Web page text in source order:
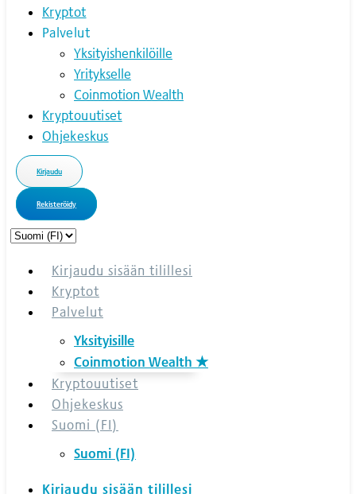
Kryptot
Palvelut
Yksityishenkilöille
Yritykselle
Coinmotion Wealth
Kryptouutiset
Ohjekeskus
Kirjaudu
Rekisteröidy
Choose
languageKirjaudu sisään tilillesi
Kryptot
Palvelut
Yksityisille
Coinmotion Wealth ★
Kryptouutiset
Ohjekeskus
Suomi (FI)
Suomi (FI)
Kirjaudu sisään tilillesi